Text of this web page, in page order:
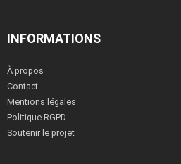
INFORMATIONS
À propos
Contact
Mentions légales
Politique RGPD
Soutenir le projet